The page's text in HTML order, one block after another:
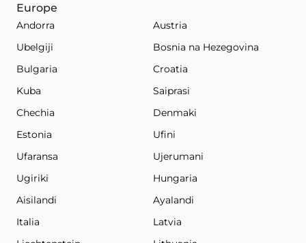
Europe
Andorra
Austria
Ubelgiji
Bosnia na Hezegovina
Bulgaria
Croatia
Kuba
Saiprasi
Chechia
Denmaki
Estonia
Ufini
Ufaransa
Ujerumani
Ugiriki
Hungaria
Aisilandi
Ayalandi
Italia
Latvia